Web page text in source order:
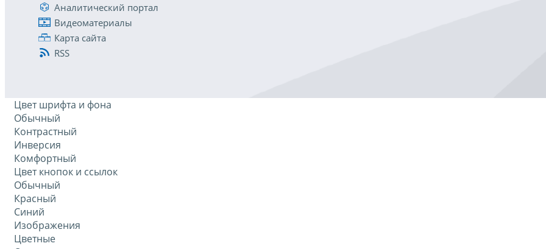
Аналитический портал
Видеоматериалы
Карта сайта
RSS
Цвет шрифта и фона
Обычный
Контрастный
Инверсия
Комфортный
Цвет кнопок и ссылок
Обычный
Красный
Синий
Изображения
Цветные